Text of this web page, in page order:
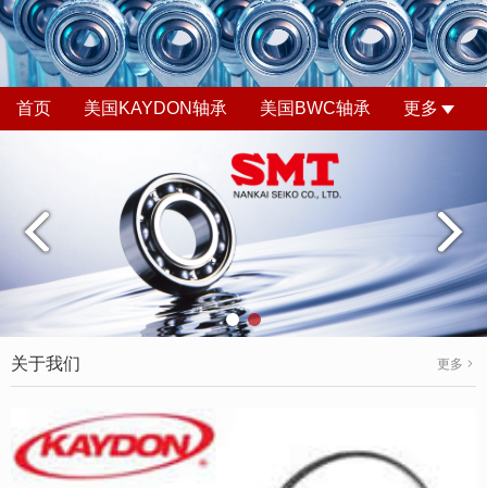
首页 美国KAYDON轴承 美国BWC轴承 更多
关于我们 更多